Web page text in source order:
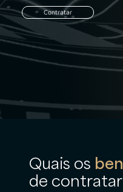
Contratar
Quais os
de